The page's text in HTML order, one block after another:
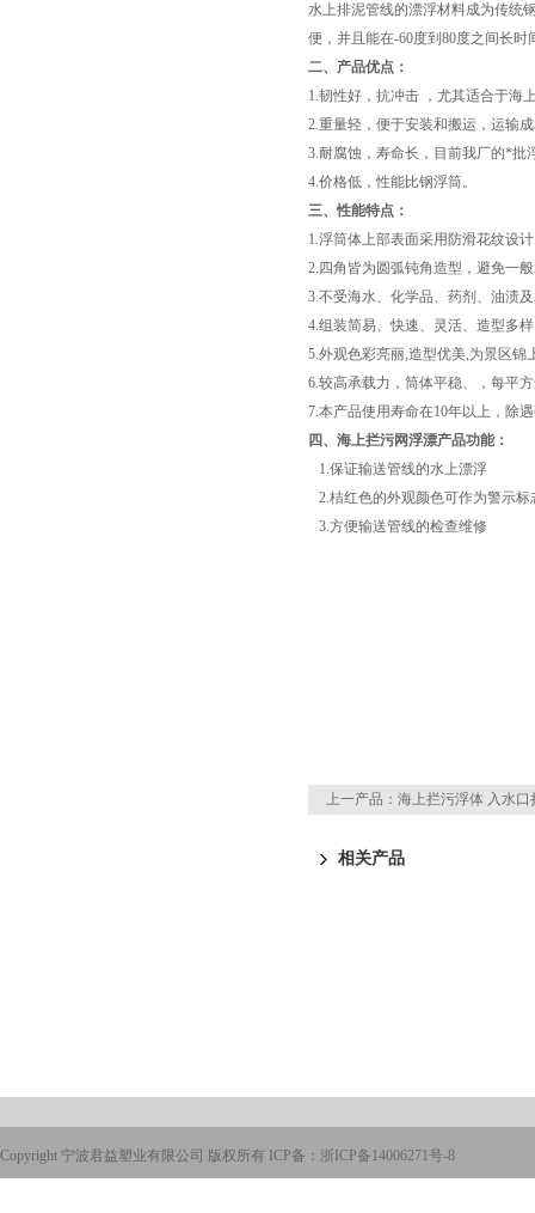
水上排泥管线的漂浮材料成为传统
便，并且能在-60度到80度之间长时
二、产品优点：
1.韧性好，抗冲击 ，尤其适合于海
2.重量轻，便于安装和搬运，运输
3.耐腐蚀，寿命长，目前我厂的*批
4.价格低，性能比钢浮筒。
三、性能特点：
1.浮筒体上部表面采用防滑花纹设
2.四角皆为圆弧钝角造型，避免一
3.不受海水、化学品、药剂、油渍
4.组装简易、快速、灵活、造型多
5.外观色彩亮丽,造型优美,为景区锦
6.较高承载力，筒体平稳、，每平
7.本产品使用寿命在10年以上，除
四、 海上拦污网浮漂产品功能：
1.保证输送管线的水上漂浮
2.桔红色的外观颜色可作为警示标
3.方便输送管线的检查维修
上一产品： 海上拦污浮体 入水口
相关产品
Copyright 宁波君益塑业有限公司 版权所有 ICP备： 浙ICP备14006271号-8